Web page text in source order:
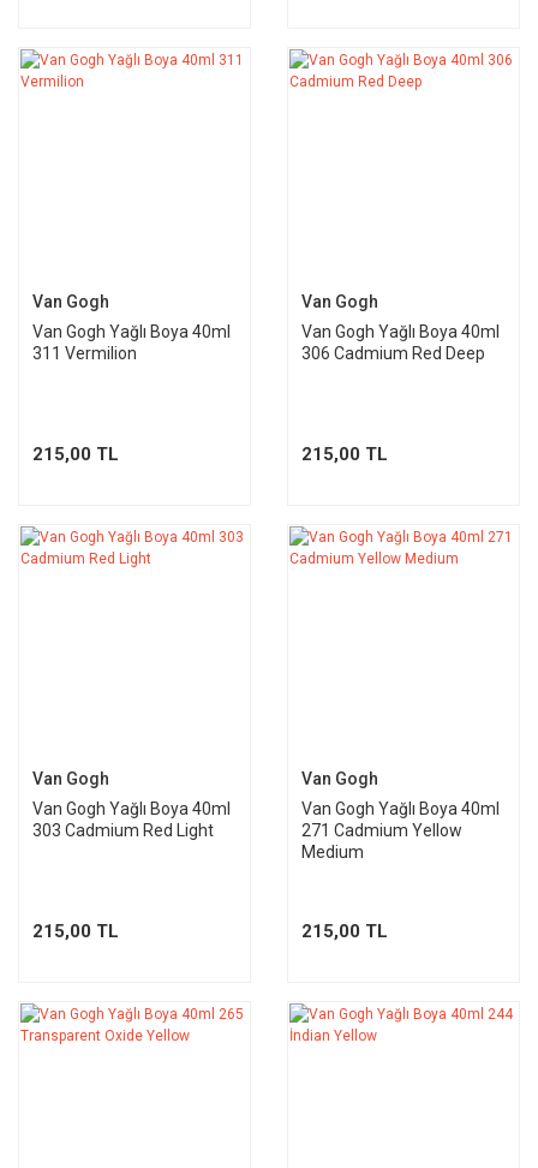
Van Gogh
Van Gogh Yağlı Boya 40ml
311 Vermilion
215,00 TL
Van Gogh
Van Gogh Yağlı Boya 40ml
306 Cadmium Red Deep
215,00 TL
Van Gogh
Van Gogh Yağlı Boya 40ml
303 Cadmium Red Light
215,00 TL
Van Gogh
Van Gogh Yağlı Boya 40ml
271 Cadmium Yellow
Medium
215,00 TL